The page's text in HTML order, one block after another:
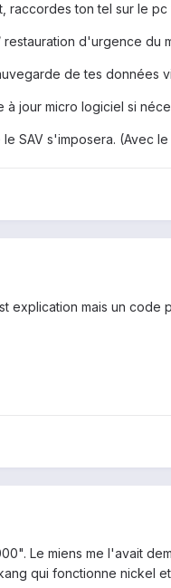
raccordes ton tel sur le
restauration d'urgence du
de tes données
à jour micro logiciel si
le SAV s'imposera. (Avec
explication mais un
Le miens me l'avait
qui fonctionne nickel